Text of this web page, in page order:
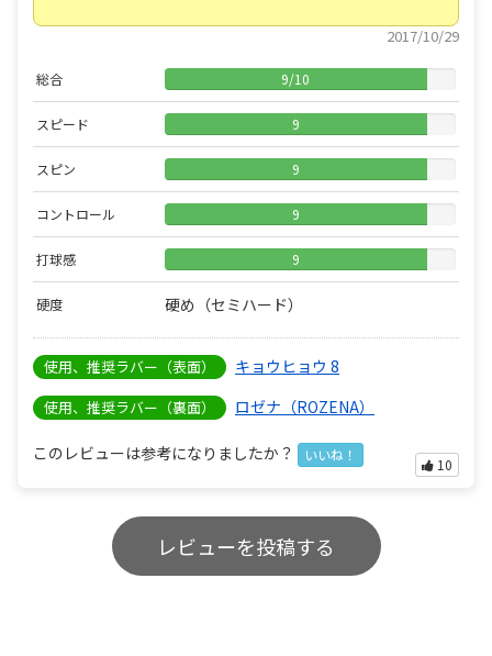
2017/10/29
総合 9/10
スピード 9
スピン 9
コントロール 9
打球感 9
硬度 硬め（セミハード）
使用、推奨ラバー（表面） キョウヒョウ 8
使用、推奨ラバー（裏面） ロゼナ（ROZENA）
このレビューは参考になりましたか？ いいね！
10
レビューを投稿する